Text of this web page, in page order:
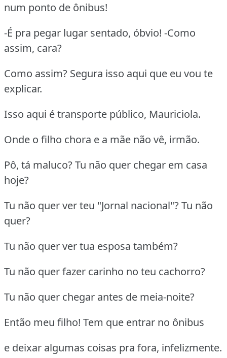
num ponto de ônibus!
-É pra pegar lugar sentado, óbvio! -Como
assim, cara?
Como assim? Segura isso aqui que eu vou te
explicar.
Isso aqui é transporte público, Mauriciola.
Onde o filho chora e a mãe não vê, irmão.
Pô, tá maluco? Tu não quer chegar em casa
hoje?
Tu não quer ver teu "Jornal nacional"? Tu não
quer?
Tu não quer ver tua esposa também?
Tu não quer fazer carinho no teu cachorro?
Tu não quer chegar antes de meia-noite?
Então meu filho! Tem que entrar no ônibus
e deixar algumas coisas pra fora, infelizmente.